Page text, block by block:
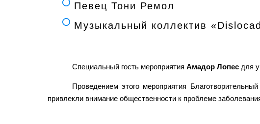
Певец Тони Ремол
Музыкальный коллектив
Специальный гость мероприятия Амадор Лопес для
Проведением этого мероприятия
привлекли внимание общественности к проблеме